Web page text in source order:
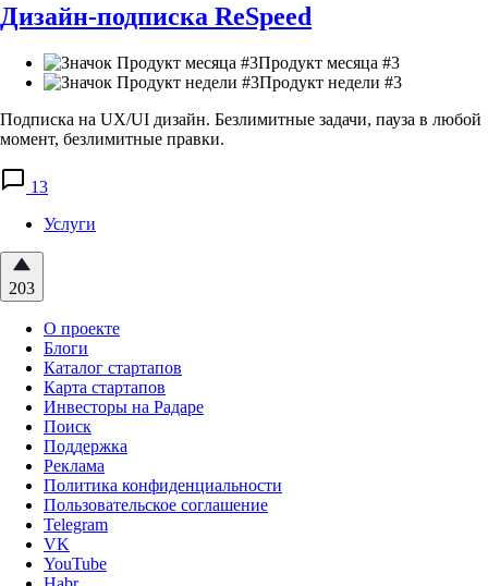
Дизайн-подписка ReSpeed
Продукт месяца #3
Продукт недели #3
Подписка на UX/UI дизайн. Безлимитные задачи, пауза в любой
момент, безлимитные правки.
13
Услуги
203
О проекте
Блоги
Каталог стартапов
Карта стартапов
Инвесторы на Радаре
Поиск
Поддержка
Реклама
Политика конфиденциальности
Пользовательское соглашение
Telegram
VK
YouTube